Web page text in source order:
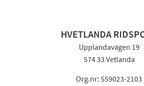
HVETLANDA
Upplandavägen 19
574 33 Vetlanda
Org.nr: 559023-2103